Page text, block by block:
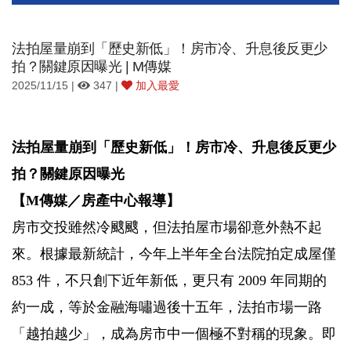
法拍屋量崩到「歷史新低」！房市冷、升息後反更少
拍？關鍵原因曝光 | M傳媒
2025/11/15 | 347 | 加入最愛
法拍屋量崩到「歷史新低」！房市冷、升息後反更少
拍？關鍵原因曝光
【M傳媒／房產中心報導】
房市交投雖然冷颼颼，但法拍屋市場卻意外熱不起
來。根據最新統計，今年上半年全台法院拍定成屋僅
853 件，不只創下近年新低，更只有 2009 年同期的
約一成，等於金融海嘯過後十五年，法拍市場一路
「越拍越少」，成為房市中一個極不對稱的現象。即